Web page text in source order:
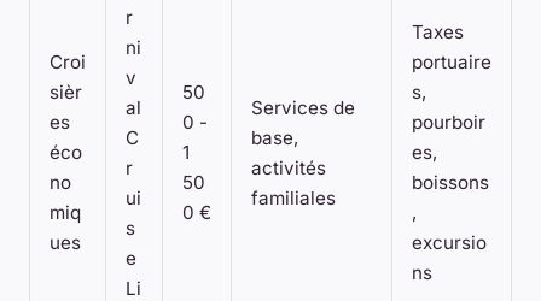
Croi
sièr
es
éco
no
miq
ues
r
ni
v
al
C
r
ui
s
e
Li
50
0 -
1
50
0 €
Services de
base,
activités
familiales
Taxes
portuaire
s,
pourboir
es,
boissons
,
excursio
ns